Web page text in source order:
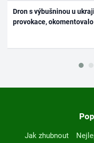
Dron s výbušninou u
provokace,
Jak zhubnout